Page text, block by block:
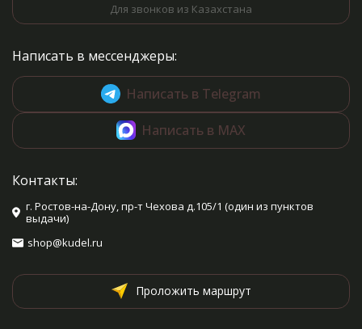
Для звонков из Казахстана
Написать в мессенджеры:
Написать в Telegram
Написать в MAX
Контакты:
г. Ростов-на-Дону, пр-т Чехова д.105/1 (один из пунктов
выдачи)
shop@kudel.ru
Проложить маршрут